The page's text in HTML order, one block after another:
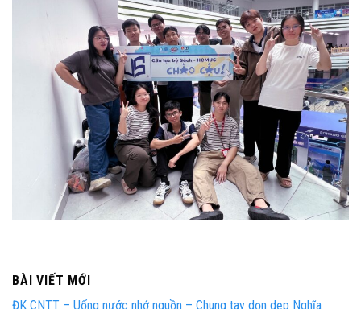
BÀI VIẾT MỚI
ĐK CNTT – Uống nước nhớ nguồn – Chung tay dọn dẹp Nghĩa